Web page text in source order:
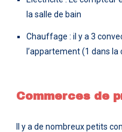
la salle de bain
Chauffage : il y a 3
l’appartement (1 dans
Commerces de
Il y a de nombreux petits